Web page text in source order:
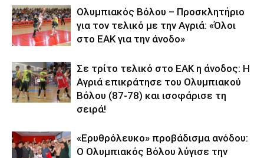
Ολυμπιακός Βόλου – Προσκλητήριο
για τον τελικό με την Αγριά: «Όλοι
στο ΕΑΚ για την άνοδο»
Σε τρίτο τελικό στο ΕΑΚ η άνοδος: Η
Αγριά επικράτησε του Ολυμπιακού
Βόλου (87-78) και ισοφάρισε τη
σειρά!
«Ερυθρόλευκο» προβάδισμα ανόδου:
Ο Ολυμπιακός Βόλου λύγισε την